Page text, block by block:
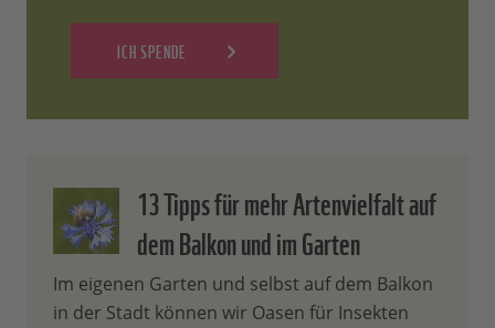
ICH SPENDE
13 Tipps für mehr Artenvielfalt auf
dem Balkon und im Garten
Im eigenen Garten und selbst auf dem Balkon
in der Stadt können wir Oasen für Insekten